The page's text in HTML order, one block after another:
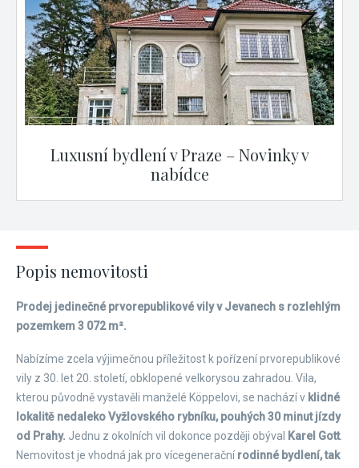
Luxusní bydlení v Praze – Novinky v
nabídce
Popis nemovitosti
Prodej jedinečné prvorepublikové vily v Jevanech s rozlehlým
pozemkem 3 072 m².
Nabízíme zcela výjimečnou příležitost k pořízení prvorepublikové
vily z 30. let 20. století, obklopené velkorysou zahradou. Vila,
kterou původně vystavěli manželé Köppelovi, se nachází v klidné
lokalitě nedaleko Vyžlovského rybníku, pouhých 30 minut jízdy
od Prahy. Jednu z okolních vil dokonce později obýval Karel Gott.
Nemovitost je vhodná jak pro vícegeneračnírodinné bydlení, tak